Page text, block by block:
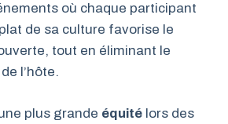
où chaque participant
de sa culture favorise le
tout en éliminant le
l’hôte.
plus grande équité lors des